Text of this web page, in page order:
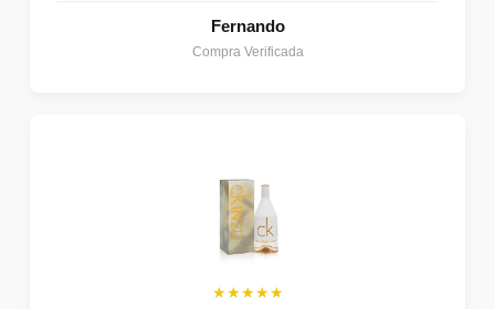
Fernando
Compra Verificada
★★★★★